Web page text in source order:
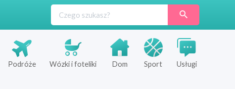
Podróże Wózki i foteliki Dom Sport Usługi